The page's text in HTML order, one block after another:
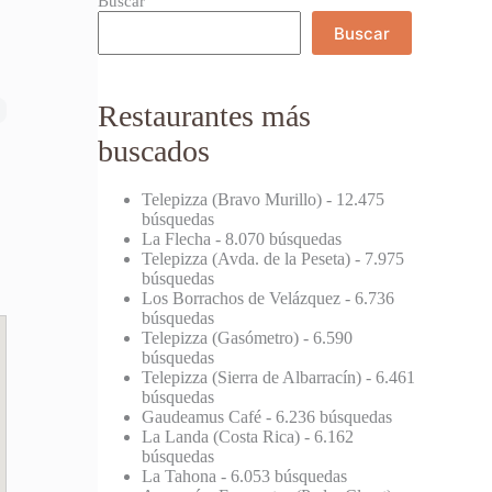
Buscar
Restaurantes más
buscados
Telepizza (Bravo Murillo) - 12.475
búsquedas
La Flecha - 8.070 búsquedas
Telepizza (Avda. de la Peseta) - 7.975
búsquedas
Los Borrachos de Velázquez - 6.736
búsquedas
Telepizza (Gasómetro) - 6.590
búsquedas
Telepizza (Sierra de Albarracín) - 6.461
búsquedas
Gaudeamus Café - 6.236 búsquedas
La Landa (Costa Rica) - 6.162
búsquedas
La Tahona - 6.053 búsquedas